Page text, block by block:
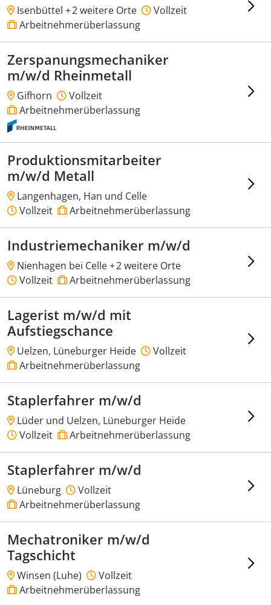
Isenbüttel +2 weitere Orte
Vollzeit
Arbeitnehmerüberlassung
Zerspanungsmechaniker
m/w/d Rheinmetall
Gifhorn
Vollzeit
Arbeitnehmerüberlassung
Produktionsmitarbeiter
m/w/d Metall
Langenhagen, Han und Celle
Vollzeit
Arbeitnehmerüberlassung
Industriemechaniker m/w/d
Nienhagen bei Celle +2 weitere Orte
Vollzeit
Arbeitnehmerüberlassung
Lagerist m/w/d mit
Aufstiegschance
Uelzen, Lüneburger Heide
Vollzeit
Arbeitnehmerüberlassung
Staplerfahrer m/w/d
Lüder und Uelzen, Lüneburger Heide
Vollzeit
Arbeitnehmerüberlassung
Staplerfahrer m/w/d
Lüneburg
Vollzeit
Arbeitnehmerüberlassung
Mechatroniker m/w/d
Tagschicht
Winsen (Luhe)
Vollzeit
Arbeitnehmerüberlassung